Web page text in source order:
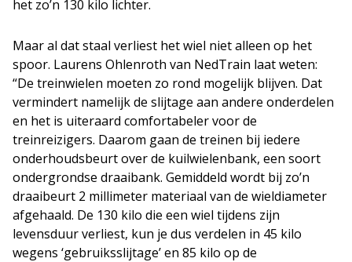
het zo’n 130 kilo lichter.
Maar al dat staal verliest het wiel niet alleen op het
spoor. Laurens Ohlenroth van NedTrain laat weten:
“De treinwielen moeten zo rond mogelijk blijven. Dat
vermindert namelijk de slijtage aan andere onderdelen
en het is uiteraard comfortabeler voor de
treinreizigers. Daarom gaan de treinen bij iedere
onderhoudsbeurt over de kuilwielenbank, een soort
ondergrondse draaibank. Gemiddeld wordt bij zo’n
draaibeurt 2 millimeter materiaal van de wieldiameter
afgehaald. De 130 kilo die een wiel tijdens zijn
levensduur verliest, kun je dus verdelen in 45 kilo
wegens ‘gebruiksslijtage’ en 85 kilo op de